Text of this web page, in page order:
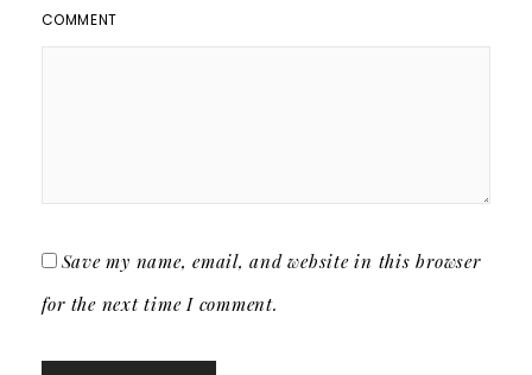
COMMENT
Save my name, email, and website in this browser
for the next time I comment.